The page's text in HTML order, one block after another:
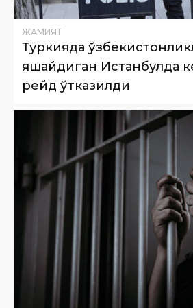
ЖАМИЯТ
Туркияда
яшайдиган Истанбулда
рейд ўтказилди